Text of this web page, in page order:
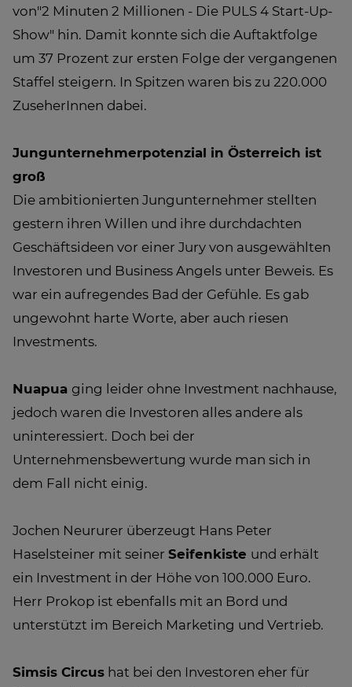
von"2 Minuten 2 Millionen - Die PULS 4 Start-Up-
Show" hin. Damit konnte sich die Auftaktfolge
um 37 Prozent zur ersten Folge der vergangenen
Staffel steigern. In Spitzen waren bis zu 220.000
ZuseherInnen dabei.
Jungunternehmerpotenzial in Österreich ist
groß
Die ambitionierten Jungunternehmer stellten
gestern ihren Willen und ihre durchdachten
Geschäftsideen vor einer Jury von ausgewählten
Investoren und Business Angels unter Beweis. Es
war ein aufregendes Bad der Gefühle. Es gab
ungewohnt harte Worte, aber auch riesen
Investments.
Nuapua ging leider ohne Investment nachhause,
jedoch waren die Investoren alles andere als
uninteressiert. Doch bei der
Unternehmensbewertung wurde man sich in
dem Fall nicht einig.
Jochen Neururer überzeugt Hans Peter
Haselsteiner mit seiner Seifenkiste und erhält
ein Investment in der Höhe von 100.000 Euro.
Herr Prokop ist ebenfalls mit an Bord und
unterstützt im Bereich Marketing und Vertrieb.
Simsis Circus hat bei den Investoren eher für